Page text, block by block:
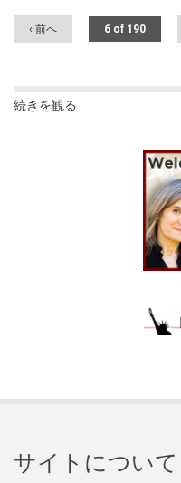
‹ 前へ 6 of 190
続きを観る
サイトについて